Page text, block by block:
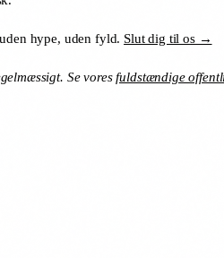
hype, uden fyld. Slut dig til os →
Se voresfuldstændige